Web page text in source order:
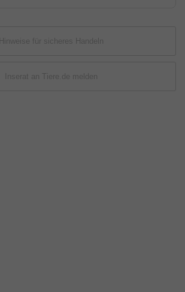
Hinweise für sicheres Handeln
Inserat an Tiere.de melden